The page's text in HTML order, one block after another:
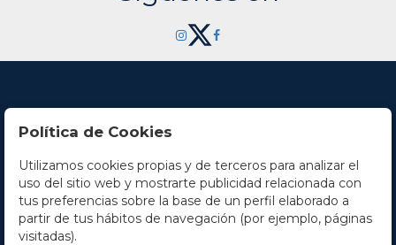
Contacto
Horario
La empresa
Política de Cookies
Utilizamos cookies propias y de terceros para analizar el
uso del sitio web y mostrarte publicidad relacionada con
tus preferencias sobre la base de un perfil elaborado a
partir de tus hábitos de navegación (por ejemplo, páginas
visitadas).